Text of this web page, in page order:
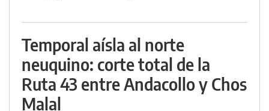
Temporal aísla al norte
neuquino: corte total de la
Ruta 43 entre Andacollo y Chos
Malal